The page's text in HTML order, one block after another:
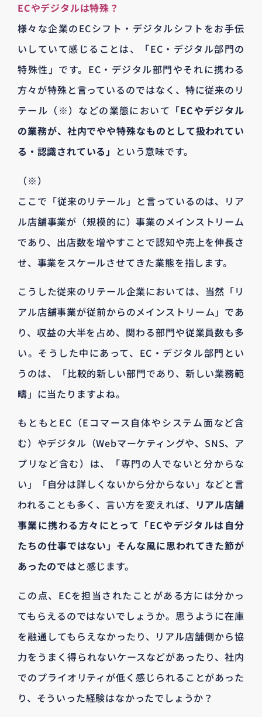
ECやデジタルは特殊？
様々な企業のECシフト・デジタルシフトをお手伝
いしていて感じることは、「EC・デジタル部門の
特殊性」です。EC・デジタル部門やそれに携わる
方々が特殊と言っているのではなく、特に従来のリ
テール（※）などの業態において 「ECやデジタル
の業務が、社内でやや特殊なものとして扱われてい
る・認識されている」 という意味です。
（※）
ここで「従来のリテール」と言っているのは、リア
ル店舗事業が（規模的に）事業のメインストリーム
であり、出店数を増やすことで認知や売上を伸長さ
せ、事業をスケールさせてきた業態を指します。
こうした従来のリテール企業においては、当然「リ
アル店舗事業が従前からのメインストリーム」であ
り、収益の大半を占め、関わる部門や従業員数も多
い。そうした中にあって、EC・デジタル部門とい
うのは、「比較的新しい部門であり、新しい業務範
疇」に当たりますよね。
もともとEC（Eコマース自体やシステム面など含
む）やデジタル（Webマーケティングや、SNS、ア
プリなど含む）は、「専門の人でないと分からな
い」「自分は詳しくないから分からない」などと言
われることも多く、言い方を変えれば、 リアル店舗
事業に携わる方々にとって「ECやデジタルは自分
たちの仕事ではない」そんな風に思われてきた節が
あったのではと感じます。
この点、ECを担当されたことがある方には分かっ
てもらえるのではないでしょうか。思うように在庫
を融通してもらえなかったり、リアル店舗側から協
力をうまく得られないケースなどがあったり、社内
でのプライオリティが低く感じられることがあった
り、そういった経験はなかったでしょうか？